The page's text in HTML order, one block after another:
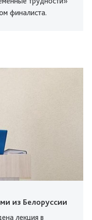
финалиста.
из Белоруссии
лекция в